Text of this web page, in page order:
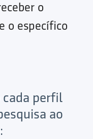
o
o específico
cada perfil
ao